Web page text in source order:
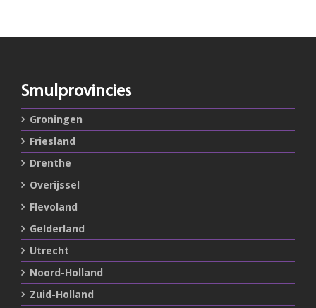
Smulprovincies
Groningen
Friesland
Drenthe
Overijssel
Flevoland
Gelderland
Utrecht
Noord-Holland
Zuid-Holland